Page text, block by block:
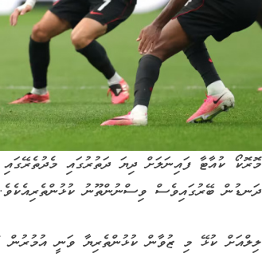
މޮރޮކޯ ކުއާޓާ ފައިނަލަށް ދިޔަ ދަތުރުގައި
ދަނޑުން ބޭރުގައިވެސް ވިސްނުންތޫނު ކުޅުންތެރިއެކެވެ.